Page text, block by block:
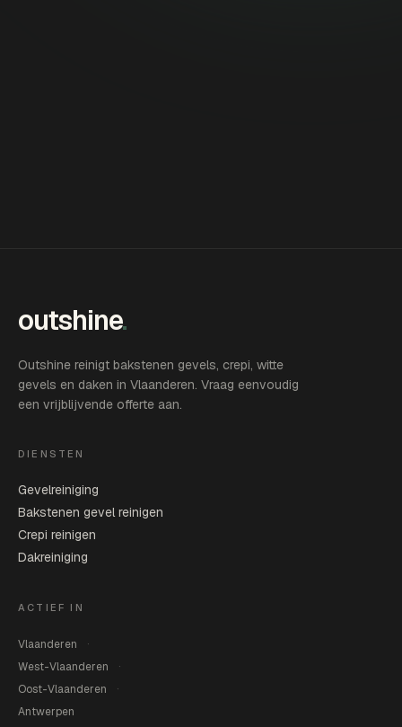
outshine.
Outshine reinigt bakstenen gevels, crepi, witte
gevels en daken in Vlaanderen. Vraag eenvoudig
een vrijblijvende offerte aan.
DIENSTEN
Gevelreiniging
Bakstenen gevel reinigen
Crepi reinigen
Dakreiniging
ACTIEF IN
Vlaanderen
West-Vlaanderen
Oost-Vlaanderen
Antwerpen